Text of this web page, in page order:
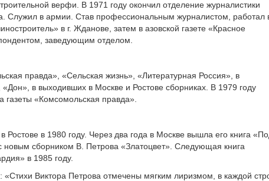
верфи. В 1971 году окончил отделение журналистики
Служил в армии. Став профессиональным журналистом, работал
в г. Жданове, затем в азовской газете «Красное
заведующим отделом.
правда», «Сельская жизнь», «Литературная Россия», в
в выходивших в Москве и Ростове сборниках. В 1979 году
газеты «Комсомольская правда».
в 1980 году. Через два года в Москве вышла его книга
новым сборником В. Петрова «Златоцвет». Следующая книга
в 1985 году.
«Стихи Виктора Петрова отмечены мягким лиризмом, в каждой